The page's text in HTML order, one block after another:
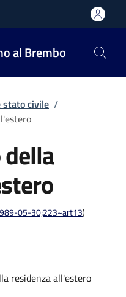
al Brembo
stato civile /
05-30;223~art13)
residenza all'estero